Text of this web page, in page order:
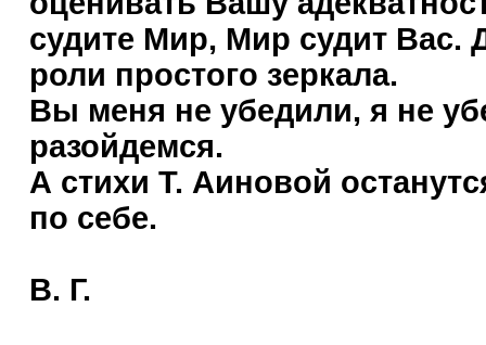
судите Мир, Мир судит Вас.
роли простого зеркала.
Вы меня не убедили, я не
разойдемся.
А стихи Т. Аиновой
по себе.
В. Г.